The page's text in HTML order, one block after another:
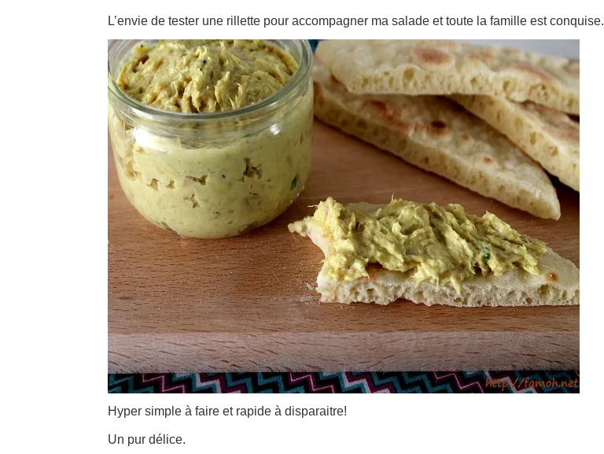
L’envie de tester une rillette pour accompagner ma salade et toute la famille est conquise.
Hyper simple à faire et rapide à disparaitre!
Un pur délice.